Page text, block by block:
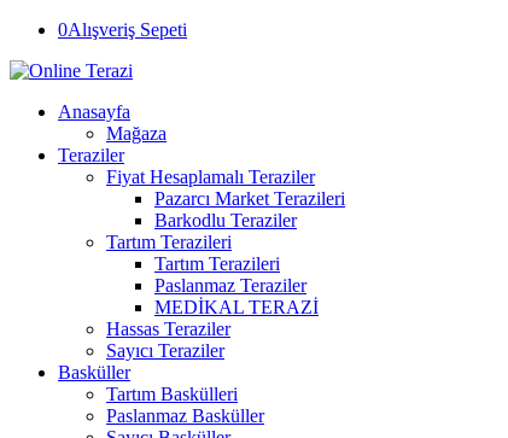
0Alışveriş Sepeti
Anasayfa
Mağaza
Teraziler
Fiyat Hesaplamalı Teraziler
Pazarcı Market Terazileri
Barkodlu Teraziler
Tartım Terazileri
Tartım Terazileri
Paslanmaz Teraziler
MEDİKAL TERAZİ
Hassas Teraziler
Sayıcı Teraziler
Basküller
Tartım Baskülleri
Paslanmaz Basküller